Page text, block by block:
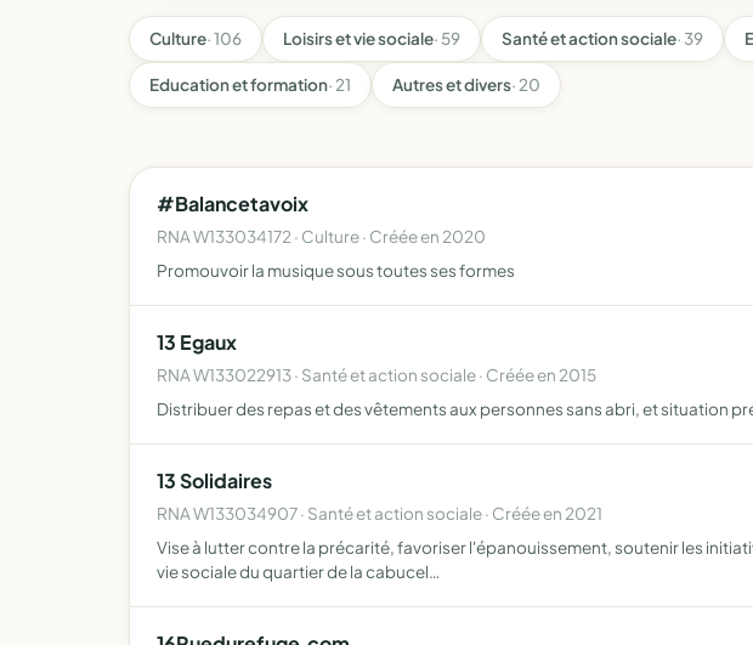
Culture· 106 Loisirs et vie sociale· 59 Santé et action sociale· 39
Education et formation· 21 Autres et divers· 20
#Balancetavoix
RNA W133034172 · Culture · Créée en 2020
Promouvoir la musique sous toutes ses formes
13 Egaux
RNA W133022913 · Santé et action sociale · Créée en 2015
Distribuer des repas et des vêtements aux personnes sans abri, et situation
13 Solidaires
RNA W133034907 · Santé et action sociale · Créée en 2021
Vise à lutter contre la précarité, favoriser l'épanouissement, soutenir les
vie sociale du quartier de la cabucel…